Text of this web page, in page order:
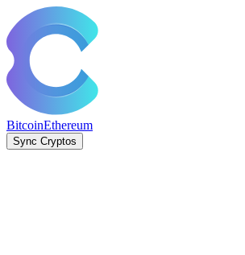
BitcoinEthereum
Sync Cryptos